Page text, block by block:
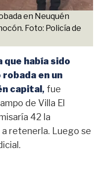
en Neuquén
Foto: Policía de
que había sido
en un
capital , fue
de Villa El
42 la
retenerla. Luego se